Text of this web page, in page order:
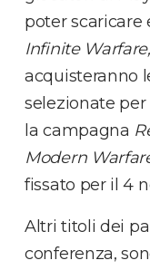
poter
Infinite Warfare,
acquisteranno
selezionate
la campagna
Modern
fissato per il 4
Altri titoli dei
conferenza,